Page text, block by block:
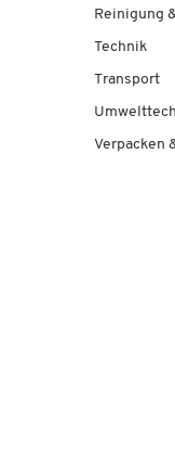
Reinigung
Technik
Transport
Verpacken